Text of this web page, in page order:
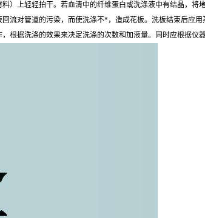
）上轻轻拍干。若血清中的纤维蛋白或洗涤液中有结晶，
流对管道的污染，而使洗涤不*，造成花板。洗板结束后应
据洗涤的效果来决定洗涤的次数和加液量。同时应根据仪